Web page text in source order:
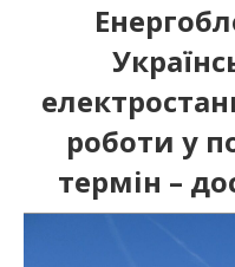
роботи у
термін –